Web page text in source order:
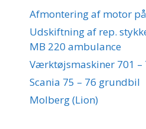
Afmontering af motor på
Udskiftning af rep.
MB 220 ambulance
Værktøjsmaskiner 701 –
Scania 75 – 76 grundbil
Molberg (Lion)